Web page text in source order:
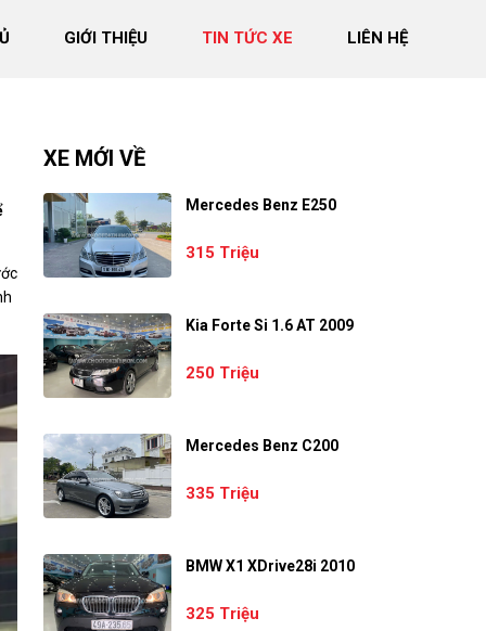
GIỚI THIỆU TIN TỨC XE LIÊN HỆ
XE MỚI VỀ
Mercedes Benz E250
315 Triệu
Kia Forte Si 1.6 AT 2009
250 Triệu
Mercedes Benz C200
335 Triệu
BMW X1 XDrive28i 2010
325 Triệu